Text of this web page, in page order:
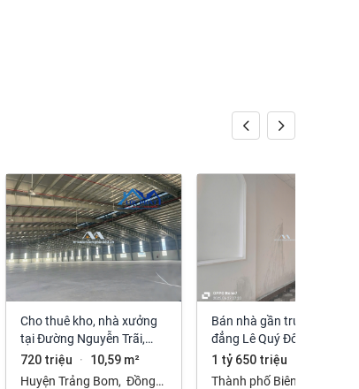
Cho thuê kho, nhà xưởng
tại Đường Nguyễn Trãi,
Trảng Bom, Trảng Bom,
Đồng Nai giá 720 Triệu
720 triệu · 10,59 m²
Huyện Trảng Bom, Đồng
Bán nhà gần trường cao
đẳng Lê Quý Đôn phường
Long Hưng Đồng Nai
1 tỷ 650 triệu
Thành phố Biên Hòa